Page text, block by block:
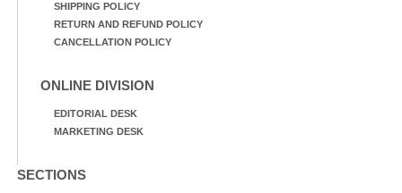
SHIPPING POLICY
RETURN AND REFUND POLICY
CANCELLATION POLICY
ONLINE DIVISION
EDITORIAL DESK
MARKETING DESK
SECTIONS